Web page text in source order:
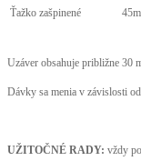
Ťažko zašpinené
Uzáver obsahuje približne 30
Dávky sa menia v závislosti
UŽITOČNÉ RADY: vždy